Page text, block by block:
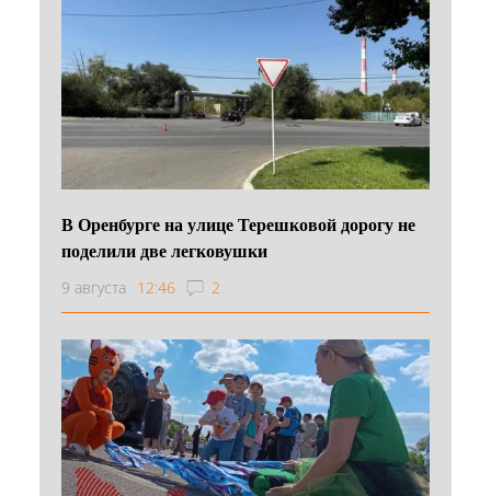
В Оренбурге на улице Терешковой дорогу не
поделили две легковушки
9 августа 12:46 2